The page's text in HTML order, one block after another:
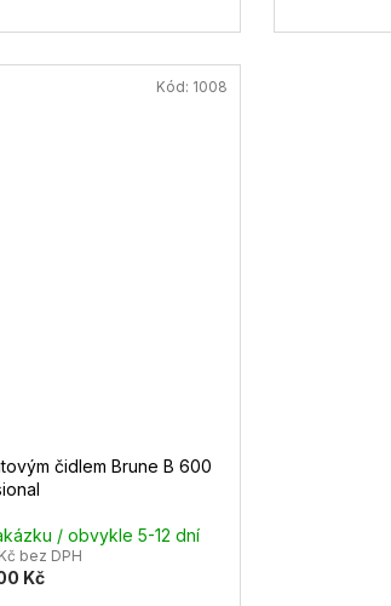
čidlem Brune B 600
/ obvykle 5-12 dní
bez DPH
Kč
Kód: 1008